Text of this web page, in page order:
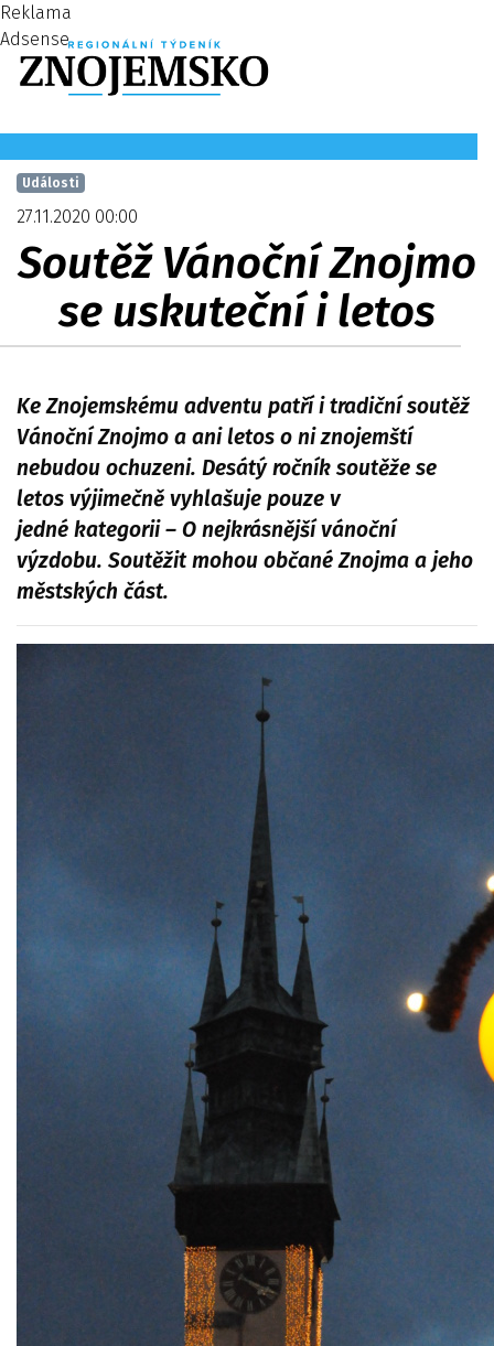
Reklama
Adsense
Události
27.11.2020 00:00
Soutěž Vánoční Znojmo
se uskuteční i letos
Ke Znojemskému adventu patří i tradiční soutěž
Vánoční Znojmo a ani letos o ni znojemští
nebudou ochuzeni. Desátý ročník soutěže se
letos výjimečně vyhlašuje pouze v
jedné kategorii – O nejkrásnější vánoční
výzdobu. Soutěžit mohou občané Znojma a jeho
městských část.